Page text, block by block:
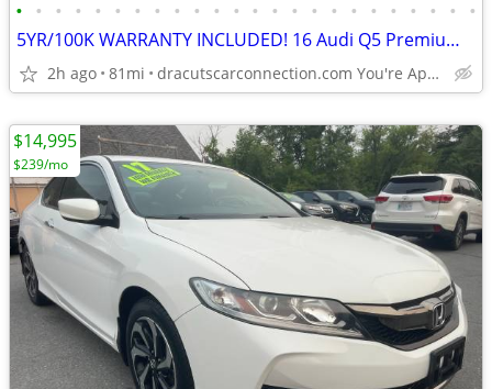
• • • • • • • • • • • • • • • • • • • • • • • •
5YR/100K WARRANTY INCLUDED! 16 Audi Q5 Premium+ AWD w/ONLY 81K! LOADED
2h ago 81mi dracutscarconnection.com You're Approved! $1500 Down $55/WK
$14,995
$239/mo